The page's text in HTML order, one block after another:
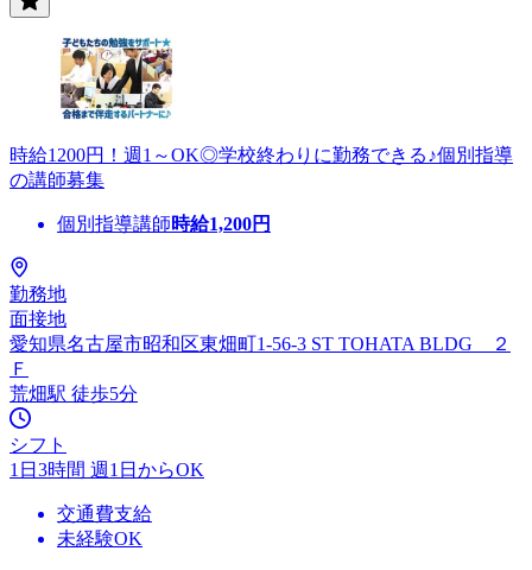
時給1200円！週1～OK◎学校終わりに勤務できる♪個別指導
の講師募集
個別指導講師時給1,200円
勤務地
面接地
愛知県名古屋市昭和区東畑町1-56-3 ST TOHATA BLDG ２
Ｆ
荒畑駅 徒歩5分
シフト
1日3時間 週1日からOK
交通費支給
未経験OK